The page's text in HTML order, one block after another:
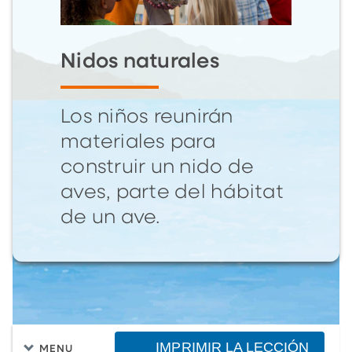
Nidos naturales
Los niños reunirán
materiales para
construir un nido de
aves, parte del hábitat
de un ave.
MENU IMPRIMIR LA LECCIÓN